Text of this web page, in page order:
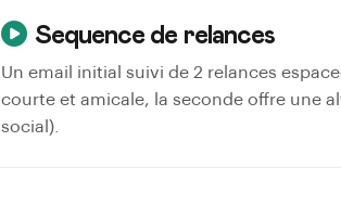
Sequence de relances
Un email initial suivi de 2 relances
courte et amicale, la seconde offre une
social).